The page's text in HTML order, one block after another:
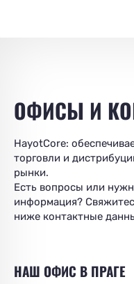
ОФИСЫ И
HayotCore:
торговли и
рынки.
Есть вопросы или
информация?
ниже контактные
НАШ ОФИС В ПРАГЕ